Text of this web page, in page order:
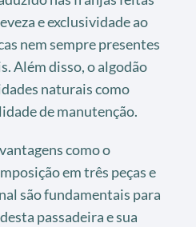
e exclusividade ao
nem sempre presentes
Além disso, o algodão
naturais como
de manutenção.
como o
em três peças e
são fundamentais para
passadeira e sua